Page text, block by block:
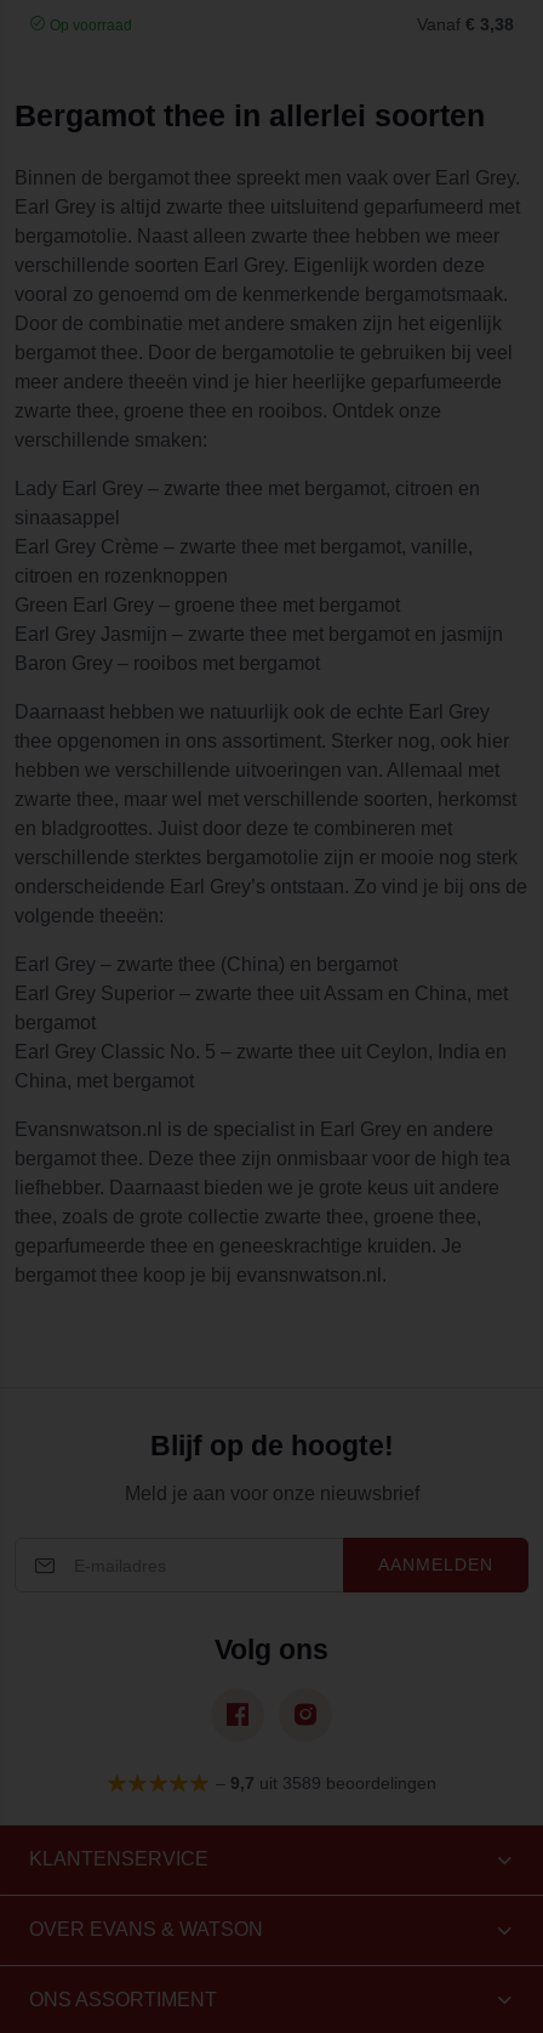
Op voorraad Vanaf € 3,38
Bergamot thee in allerlei soorten
Binnen de bergamot thee spreekt men vaak over Earl Grey.
Earl Grey is altijd zwarte thee uitsluitend geparfumeerd met
bergamotolie. Naast alleen zwarte thee hebben we meer
verschillende soorten Earl Grey. Eigenlijk worden deze
vooral zo genoemd om de kenmerkende bergamotsmaak.
Door de combinatie met andere smaken zijn het eigenlijk
bergamot thee. Door de bergamotolie te gebruiken bij veel
meer andere theeën vind je hier heerlijke geparfumeerde
zwarte thee, groene thee en rooibos. Ontdek onze
verschillende smaken:
Lady Earl Grey – zwarte thee met bergamot, citroen en
sinaasappel
Earl Grey Crème – zwarte thee met bergamot, vanille,
citroen en rozenknoppen
Green Earl Grey – groene thee met bergamot
Earl Grey Jasmijn – zwarte thee met bergamot en jasmijn
Baron Grey – rooibos met bergamot
Daarnaast hebben we natuurlijk ook de echte Earl Grey
thee opgenomen in ons assortiment. Sterker nog, ook hier
hebben we verschillende uitvoeringen van. Allemaal met
zwarte thee, maar wel met verschillende soorten, herkomst
en bladgroottes. Juist door deze te combineren met
verschillende sterktes bergamotolie zijn er mooie nog sterk
onderscheidende Earl Grey’s ontstaan. Zo vind je bij ons de
volgende theeën:
Earl Grey – zwarte thee (China) en bergamot
Earl Grey Superior – zwarte thee uit Assam en China, met
bergamot
Earl Grey Classic No. 5 – zwarte thee uit Ceylon, India en
China, met bergamot
Evansnwatson.nl is de specialist in Earl Grey en andere
bergamot thee. Deze thee zijn onmisbaar voor de high tea
liefhebber. Daarnaast bieden we je grote keus uit andere
thee, zoals de grote collectie zwarte thee, groene thee,
geparfumeerde thee en geneeskrachtige kruiden. Je
bergamot thee koop je bij evansnwatson.nl.
Blijf op de hoogte!
Meld je aan voor onze nieuwsbrief
AANMELDEN
Volg ons
– 9,7 uit 3589 beoordelingen
KLANTENSERVICE
OVER EVANS & WATSON
ONS ASSORTIMENT